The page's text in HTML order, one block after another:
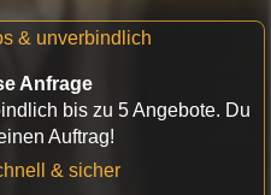
& unverbindlich
Anfrage
bis zu 5 Angebote. Du
Auftrag!
& sicher